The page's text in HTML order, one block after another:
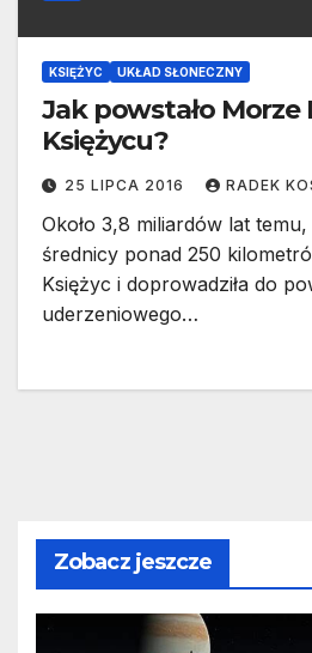
KSIĘŻYC UKŁAD SŁONECZNY
Jak powstało Morze
Księżycu?
25 LIPCA 2016 RADEK
Około 3,8 miliardów lat
średnicy ponad 250
Księżyc i doprowadziła do
uderzeniowego…
Zobacz jeszcze